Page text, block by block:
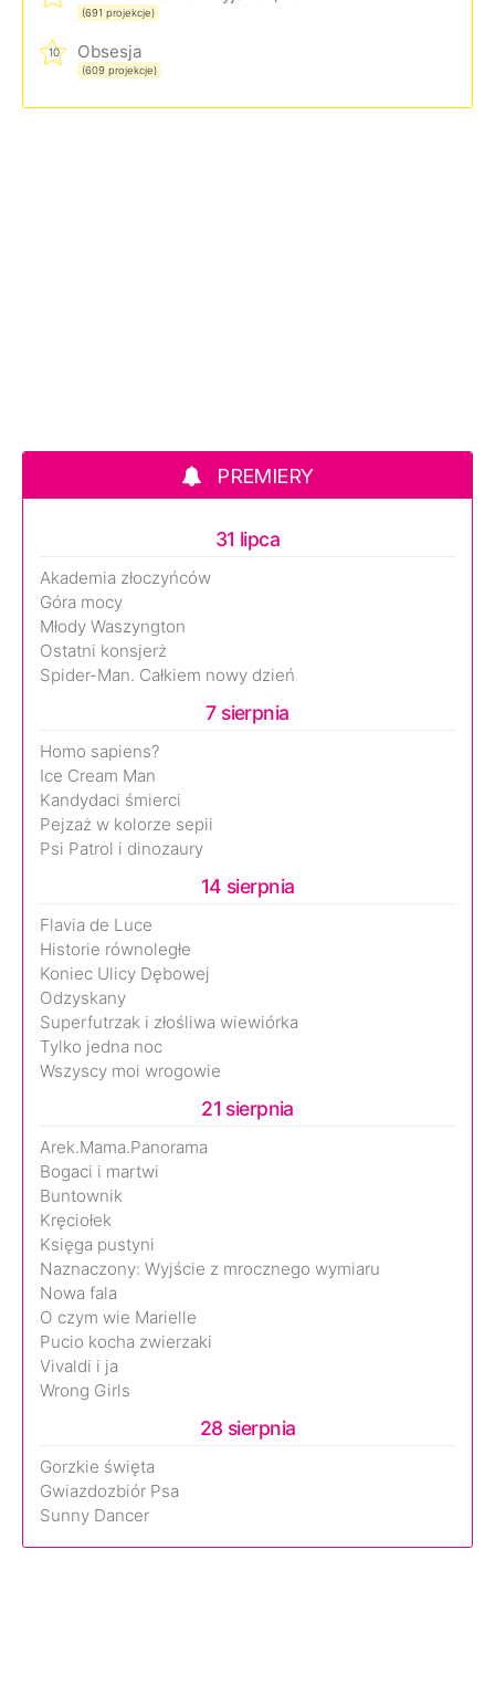
(691 projekcje)
10 Obsesja
(609 projekcje)
PREMIERY
31 lipca
Akademia złoczyńców
Góra mocy
Młody Waszyngton
Ostatni konsjerż
Spider-Man. Całkiem nowy dzień
7 sierpnia
Homo sapiens?
Ice Cream Man
Kandydaci śmierci
Pejzaż w kolorze sepii
Psi Patrol i dinozaury
14 sierpnia
Flavia de Luce
Historie równoległe
Koniec Ulicy Dębowej
Odzyskany
Superfutrzak i złośliwa wiewiórka
Tylko jedna noc
Wszyscy moi wrogowie
21 sierpnia
Arek.Mama.Panorama
Bogaci i martwi
Buntownik
Kręciołek
Księga pustyni
Naznaczony: Wyjście z mrocznego wymiaru
Nowa fala
O czym wie Marielle
Pucio kocha zwierzaki
Vivaldi i ja
Wrong Girls
28 sierpnia
Gorzkie święta
Gwiazdozbiór Psa
Sunny Dancer